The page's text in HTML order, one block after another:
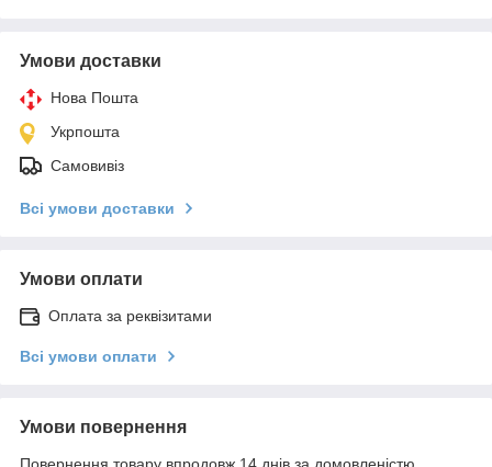
Умови доставки
Нова Пошта
Укрпошта
Самовивіз
Всі умови доставки
Умови оплати
Оплата за реквізитами
Всі умови оплати
Умови повернення
Повернення товару впродовж 14 днів за домовленістю